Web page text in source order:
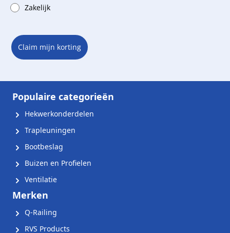
Zakelijk
Claim mijn korting
Populaire categorieën
Hekwerkonderdelen
Trapleuningen
Bootbeslag
Buizen en Profielen
Ventilatie
Merken
Q-Railing
RVS Products